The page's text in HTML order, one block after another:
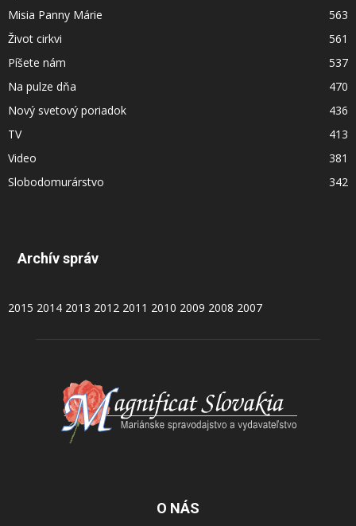
Misia Panny Márie
563
Život cirkvi
561
Píšete nám
537
Na pulze dňa
470
Nový svetový poriadok
436
TV
413
Video
381
Slobodomurárstvo
342
Archív správ
2015 2014 2013 2012 2011 2010 2009 2008 2007
O NÁS